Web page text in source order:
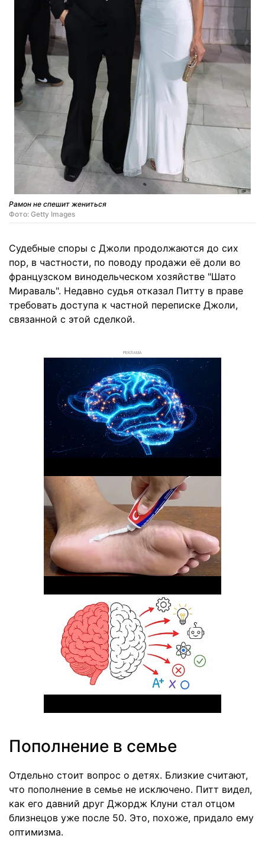
Рамон не спешит жениться
Фото: Getty Images
Судебные споры с Джоли продолжаются до сих
пор, в частности, по поводу продажи её доли во
французском винодельческом хозяйстве "Шато
Мираваль". Недавно судья отказал Питту в праве
требовать доступа к частной переписке Джоли,
связанной с этой сделкой.
РЕКЛАМА
Пополнение в семье
Отдельно стоит вопрос о детях. Близкие считают,
что пополнение в семье не исключено. Питт видел,
как его давний друг Джордж Клуни стал отцом
близнецов уже после 50. Это, похоже, придало ему
оптимизма.